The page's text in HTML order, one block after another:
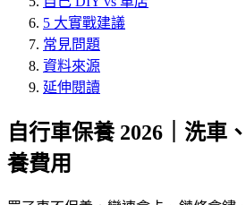
5 大實戰建議
常見問題
資料來源
延伸閱讀
自行車保養 2026｜洗車
養費用